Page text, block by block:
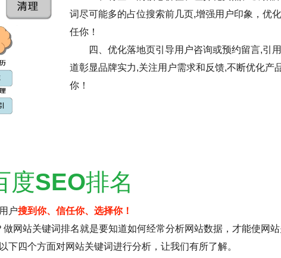
词尽可能多的占位搜索前几页,增强用户印象，优
任你！
四、优化落地页引导用户咨询或预约留言,引
道彰显品牌实力,关注用户需求和反馈,不断优化产
你！
度SEO排名
户搜到你、信任你、选择你！
网站关键词排名就是要知道如何经常分析网站数据，才能使网站
下四个方面对网站关键词进行分析，让我们有所了解。